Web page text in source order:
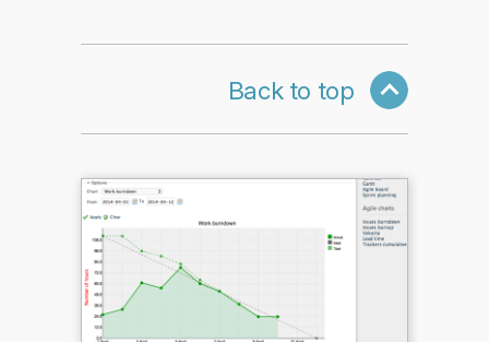
Back to top